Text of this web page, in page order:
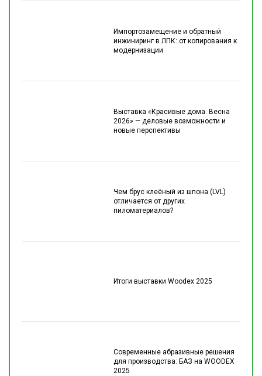
Импортозамещение и обратный
инжиниринг в ЛПК: от копирования к
модернизации
Выставка «Красивые дома. Весна
2026» — деловые возможности и
новые перспективы
Чем брус клеёный из шпона (LVL)
отличается от других
пиломатериалов?
Итоги выставки Woodex 2025
Современные абразивные решения
для производства: БАЗ на WOODEX
2025